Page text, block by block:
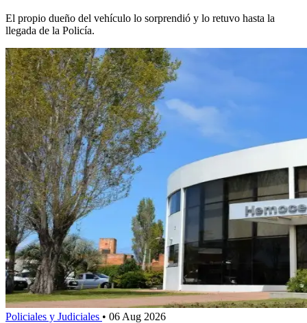
El propio dueño del vehículo lo sorprendió y lo retuvo hasta la
llegada de la Policía.
Policiales y Judiciales • 06 Aug 2026